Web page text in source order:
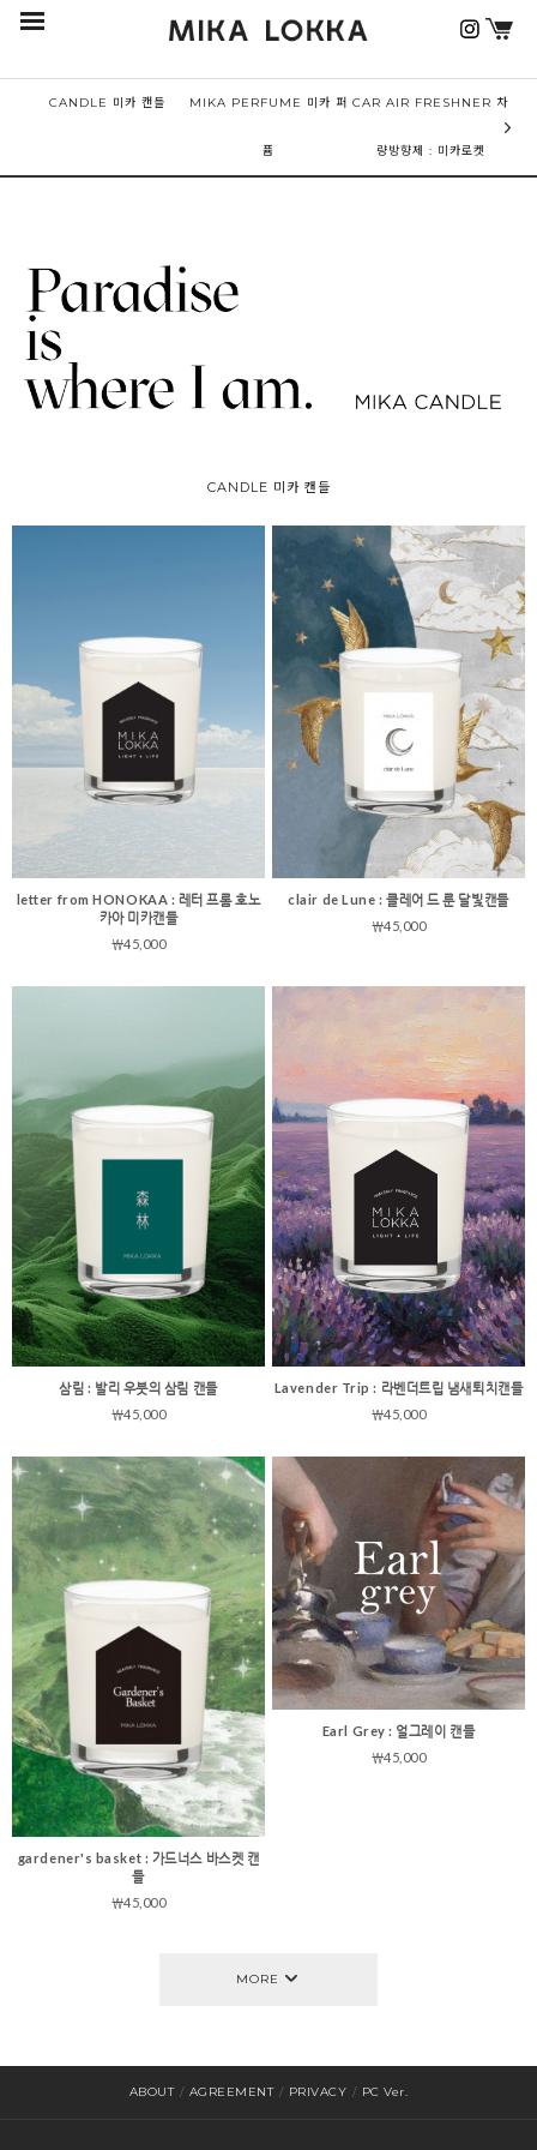
CANDLE 미카 캔들 MIKA PERFUME 미카 퍼
퓸
CAR AIR FRESHNER 차
량방향제 : 미카로켓
CANDLE 미카 캔들
letter from HONOKAA : 레터 프롬 호노
카아 미카캔들
￦45,000
clair de Lune : 클레어 드 룬 달빛캔들
￦45,000
삼림 : 발리 우붓의 삼림 캔들
￦45,000
Lavender Trip : 라벤더트립 냄새퇴치캔들
￦45,000
gardener's basket : 가드너스 바스켓 캔
들
￦45,000
Earl Grey : 얼그레이 캔들
￦45,000
MORE
ABOUT / AGREEMENT / PRIVACY / PC Ver.